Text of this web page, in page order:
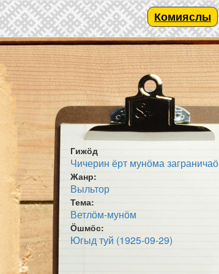
Комияслы
Гижӧд
Чичерин ёрт мунӧма заграничаӧ
Жанр:
Выльтор
Тема:
Ветлӧм-мунӧм
Ӧшмӧс:
Югыд туй (1925-09-29)